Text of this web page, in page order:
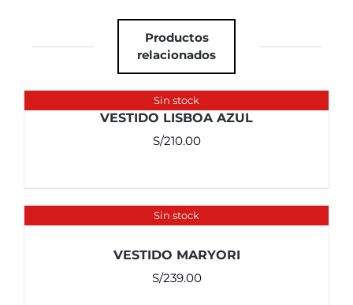
Productos
relacionados
Sin stock
VESTIDO LISBOA AZUL
S/210.00
Sin stock
VESTIDO MARYORI
S/239.00